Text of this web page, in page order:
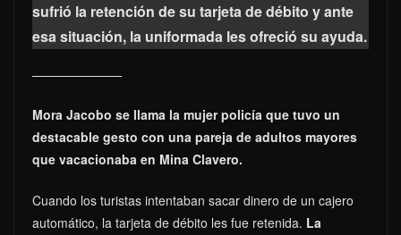
sufrió la retención de su tarjeta de débito y ante
esa situación, la uniformada les ofreció su ayuda.
Mora Jacobo se llama la mujer policía que tuvo un
destacable gesto con una pareja de adultos mayores
que vacacionaba en Mina Clavero.
Cuando los turistas intentaban sacar dinero de un cajero
automático, la tarjeta de débito les fue retenida. La